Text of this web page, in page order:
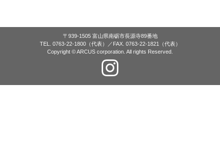
〒939-1505 富山県南砺市長源寺89番地
TEL. 0763-22-1800（代表）／FAX. 0763-22-1821（代表）
Copyright © ARCUS corporation. All rights Reserved.